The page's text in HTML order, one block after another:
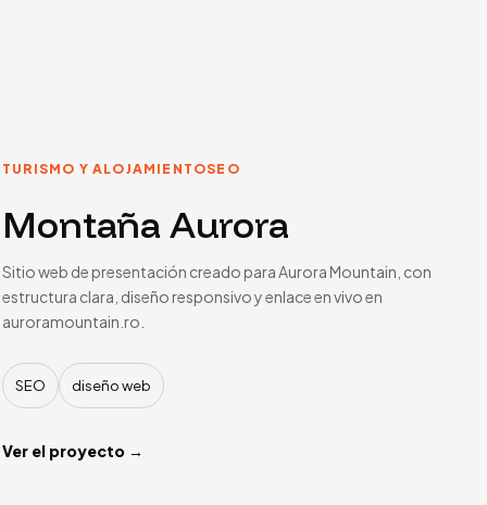
TURISMO Y ALOJAMIENTOSEO
Montaña Aurora
Sitio web de presentación creado para Aurora Mountain, con
estructura clara, diseño responsivo y enlace en vivo en
auroramountain.ro.
SEO diseño web
Ver el proyecto →